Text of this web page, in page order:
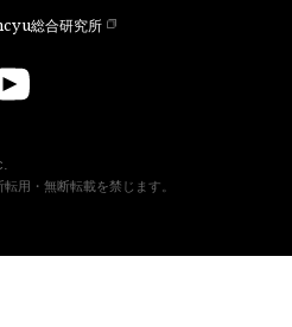
総合研究所
用・無断転載を禁じます。